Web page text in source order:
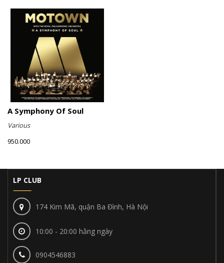
A Symphony Of Soul
Various
950.000
LP CLUB
174 Kim Mã, quận Ba Đình, Hà Nội
10:00 - 20:00 hằng ngày
0904546883